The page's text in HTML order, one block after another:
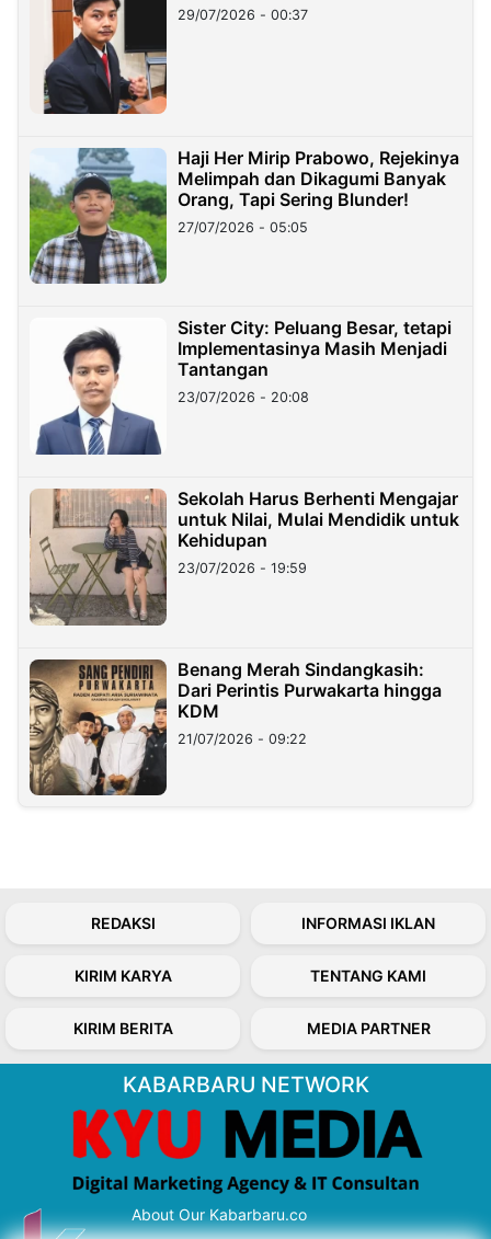
29/07/2026 - 00:37
Haji Her Mirip Prabowo, Rejekinya
Melimpah dan Dikagumi Banyak
Orang, Tapi Sering Blunder!
27/07/2026 - 05:05
Sister City: Peluang Besar, tetapi
Implementasinya Masih Menjadi
Tantangan
23/07/2026 - 20:08
Sekolah Harus Berhenti Mengajar
untuk Nilai, Mulai Mendidik untuk
Kehidupan
23/07/2026 - 19:59
Benang Merah Sindangkasih:
Dari Perintis Purwakarta hingga
KDM
21/07/2026 - 09:22
REDAKSI INFORMASI IKLAN
KIRIM KARYA TENTANG KAMI
KIRIM BERITA MEDIA PARTNER
KABARBARU NETWORK
About Our Kabarbaru.co